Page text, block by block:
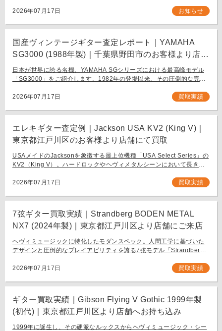
ち込み査定も大歓迎です。
2026年07月17日 お知らせ
国産ヴィンテージギター査定レポート｜YAMAHA
SG3000 (1988年製)｜千葉県野田市のお客様より店舗
にて買取
日本が世界に誇る名機、YAMAHA SGシリーズにおける最高峰モデル
「SG3000」をご紹介します。1982年の登場以来、その圧倒的な完成
フラッグシップモデル […]
2026年07月17日 買取実績
エレキギター査定例｜Jackson USA KV2 (King V)｜
東京都江戸川区のお客様より店舗にて買取
USAメイドのJacksonを象徴する最上位機種「USA Select Series」の
KV2（King V）。ハードロックやヘヴィメタルシーンにおいて長きに
[…]
2026年07月17日 買取実績
7弦ギター買取実績｜Strandberg BODEN METAL
NX7 (2024年製)｜東京都江戸川区より店舗にご来店
ヘヴィミュージックに特化したモダンスペック。人間工学に基づいた
デザインと圧倒的なプレイアビリティを誇る7弦モデル「Strandberg
タリスト […]
2026年07月17日 買取実績
ギター買取実績｜Gibson Flying V Gothic 1999年製
(初代)｜東京都江戸川区より店舗へお持ち込み
1999年に誕生し、その硬派なルックスからヘヴィミュージック・シー